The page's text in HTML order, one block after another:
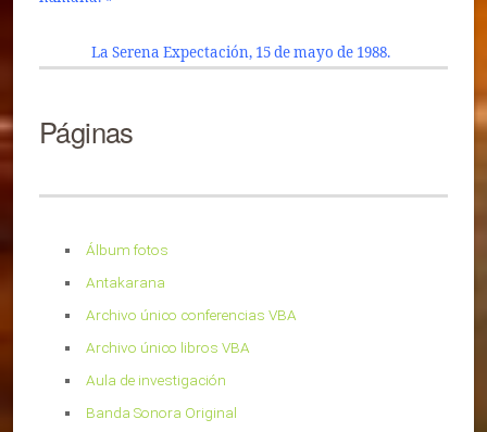
La Serena Expectación, 15 de mayo de 1988.
Páginas
Álbum fotos
Antakarana
Archivo único conferencias VBA
Archivo único libros VBA
Aula de investigación
Banda Sonora Original